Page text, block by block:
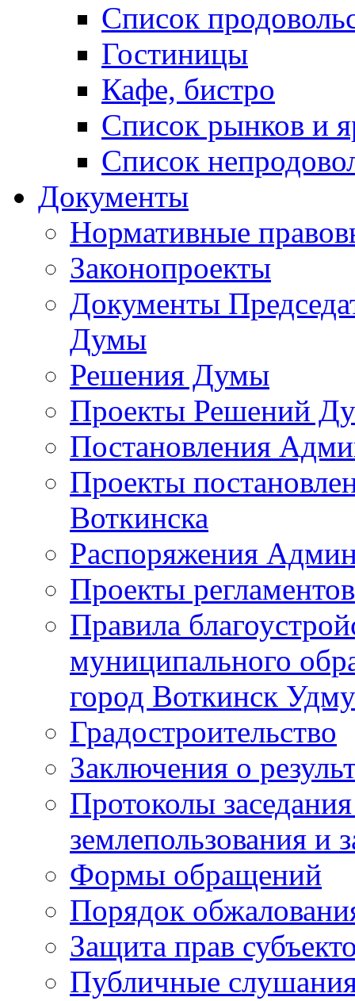
Список
Гостиницы
Кафе, бистро
Cписок рынков и
Список
Документы
Нормативные
Законопроекты
Документы
Думы
Решения Думы
Проекты Решений
Постановления
Проекты
Воткинска
Распоряжения
Проекты
Правила
муниципального
город Воткинск
Градостроительство
Заключения о
Протоколы
землепользования и
Формы обращений
Порядок
Защита прав
Публичные